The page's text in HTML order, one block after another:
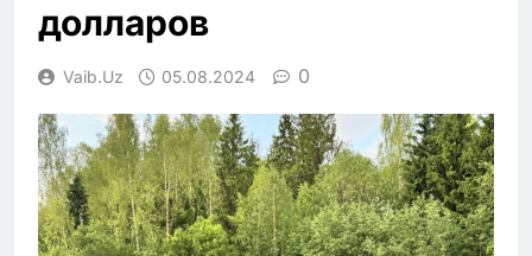
долларов
Vaib.uz 05.08.2024 0